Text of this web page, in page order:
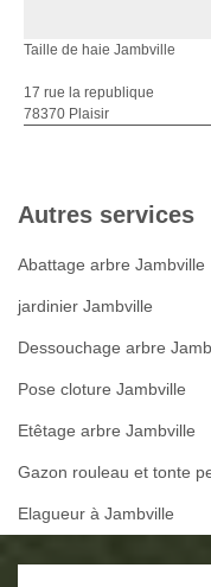
Taille de haie Jambville
17 rue la republique
78370 Plaisir
Autres services
Abattage arbre Jambville
jardinier Jambville
Dessouchage arbre
Pose cloture Jambville
Etêtage arbre Jambville
Gazon rouleau et tonte
Elagueur à Jambville